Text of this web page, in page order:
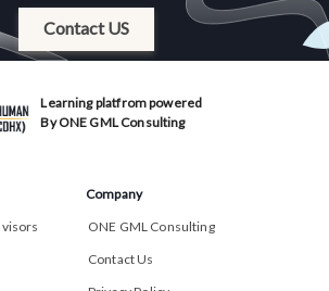
Contact US
Learning platfrom powered
By ONE GML Consulting
Company
ONE GML Consulting
Contact Us